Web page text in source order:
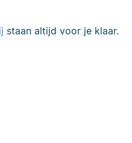
staan altijd voor je klaar.